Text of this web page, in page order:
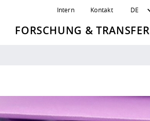
Intern Kontakt DE
FORSCHUNG & TRANSFER